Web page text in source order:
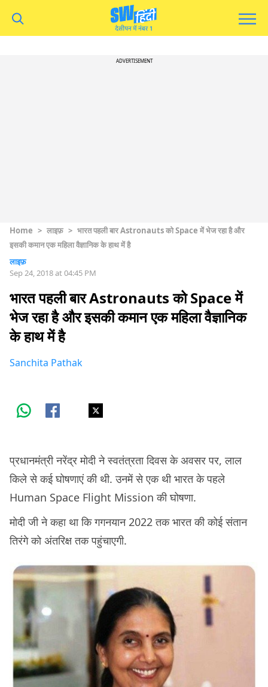
ADVERTISEMENT
Home > लाइफ़ > भारत पहली बार Astronauts को Space में भेज रहा है और
इसकी कमान एक महिला वैज्ञानिक के हाथ में है
लाइफ़
Sep 24, 2018 at 04:45 PM
भारत पहली बार Astronauts को Space में
भेज रहा है और इसकी कमान एक महिला वैज्ञानिक
के हाथ में है
Sanchita Pathak
प्रधानमंत्री नरेंद्र मोदी ने स्वतंत्रता दिवस के अवसर पर, लाल
किले से कई घोषणाएं की थी. उनमें से एक थी भारत के पहले
Human Space Flight Mission की घोषणा.
मोदी जी ने कहा था कि गगनयान 2022 तक भारत की कोई संतान
तिरंगे को अंतरिक्ष तक पहुंचाएगी.